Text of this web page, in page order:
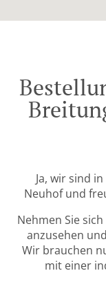
Ja, wir sind
Neuhof und
Nehmen Sie
anzusehen
Wir brauchen
mit einer